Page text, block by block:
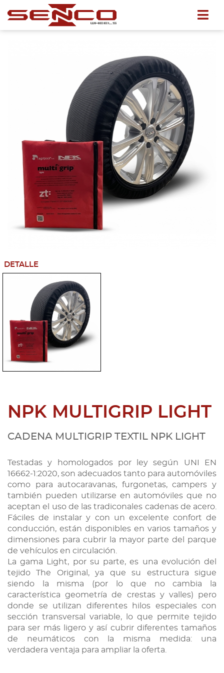
DETALLE
NPK MULTIGRIP LIGHT
CADENA MULTIGRIP TEXTIL NPK LIGHT
Testadas y homologados por ley según UNI EN
16662-1:2020, son adecuados tanto para automóviles
como para autocaravanas, furgonetas, campers y
también pueden utilizarse en automóviles que no
aceptan el uso de las tradiconales cadenas de acero.
Fáciles de instalar y con un excelente confort de
conducción, están disponibles en varios tamaños y
dimensiones para cubrir la mayor parte del parque
de vehículos en circulación.
La gama Light, por su parte, es una evolución del
tejido The Original, ya que su estructura sigue
siendo la misma (por lo que no cambia la
característica geometría de crestas y valles) pero
donde se utilizan diferentes hilos especiales con
sección transversal variable, lo que permite tejido
para ser más ligero y así cubrir diferentes tamaños
de neumáticos con la misma medida: una
verdadera ventaja para ampliar la oferta.